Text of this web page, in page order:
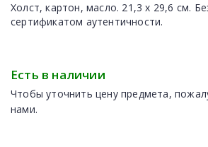
Холст, картон, масло. 21,3 x 29,6 см.
сертификатом аутентичности.
Есть в наличии
Чтобы уточнить цену предмета,
нами.